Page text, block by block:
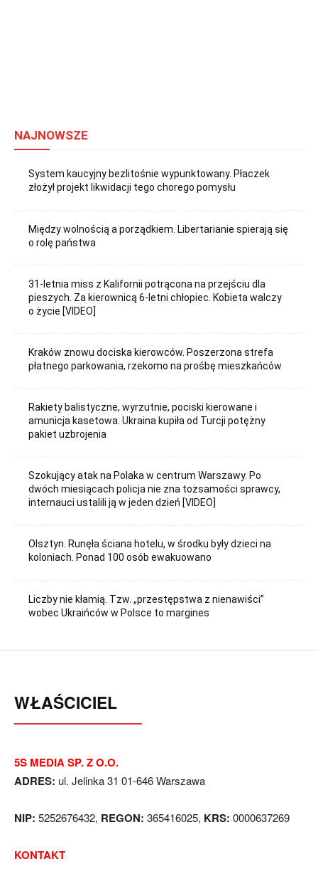
NAJNOWSZE
System kaucyjny bezlitośnie wypunktowany. Płaczek
złożył projekt likwidacji tego chorego pomysłu
Między wolnością a porządkiem. Libertarianie spierają się
o rolę państwa
31-letnia miss z Kalifornii potrącona na przejściu dla
pieszych. Za kierownicą 6-letni chłopiec. Kobieta walczy
o życie [VIDEO]
Kraków znowu dociska kierowców. Poszerzona strefa
płatnego parkowania, rzekomo na prośbę mieszkańców
Rakiety balistyczne, wyrzutnie, pociski kierowane i
amunicja kasetowa. Ukraina kupiła od Turcji potężny
pakiet uzbrojenia
Szokujący atak na Polaka w centrum Warszawy. Po
dwóch miesiącach policja nie zna tożsamości sprawcy,
internauci ustalili ją w jeden dzień [VIDEO]
Olsztyn. Runęła ściana hotelu, w środku były dzieci na
koloniach. Ponad 100 osób ewakuowano
Liczby nie kłamią. Tzw. „przestępstwa z nienawiści”
wobec Ukraińców w Polsce to margines
WŁAŚCICIEL
5S MEDIA SP. Z O.O.
ADRES: ul. Jelinka 31 01-646 Warszawa
NIP: 5252676432, REGON: 365416025, KRS: 0000637269
KONTAKT